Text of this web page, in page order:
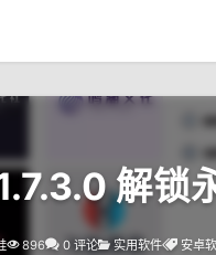
解锁
896 0 评论 实用软件 安卓